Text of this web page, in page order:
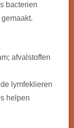
bacterien
afvalstoffen
lymfeklieren
helpen